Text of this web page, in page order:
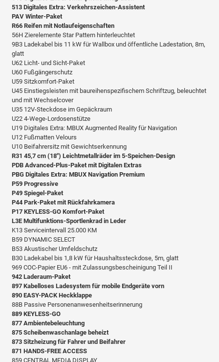
513 Digitales Extra: Verkehrszeichen-Assistent
PAV Winter-Paket
R66 Reifen mit Notlaufeigenschaften
56H Zierelemente Star Pattern hinterleuchtet
9B3 Ladekabel bis 11 kW für Wallbox und öffentliche Ladestation, 8m,
glatt
U62 Licht- und Sicht-Paket
U60 Fußgängerschutz
U59 Sitzkomfort-Paket
U45 Einstiegsleisten mit baureihenspezifischem Schriftzug, beleuchtet
und mit Wechselcover
U35 12V-Steckdose im Gepäckraum
U22 4-Wege-Lordosenstütze
U19 Digitales Extra: MBUX Augmented Reality für Navigation
U12 Fußmatten Velours
U10 Beifahrersitz mit Gewichtserkennung
R31 45,7 cm (18") Leichtmetallräder im 5-Speichen-Design
PDB Advanced-Plus-Paket mit Digitalen Extras
PBG Digitales Extra: MBUX Navigation Premium
P59 Progressive
P49 Spiegel-Paket
P44 Park-Paket mit Rückfahrkamera
P17 KEYLESS-GO Komfort-Paket
L3E Multifunktions-Sportlenkrad in Leder
K13 Serviceintervall 25.000 KM
B59 DYNAMIC SELECT
B53 Akustischer Umfeldschutz
B30 Ladekabel bis 1,8 kW für Haushaltssteckdose, 5m, glatt
969 COC-Papier EU6 - mit Zulassungsbescheinigung Teil II
942 Laderaum-Paket
897 Kabelloses Ladesystem für mobile Endgeräte vorn
890 EASY-PACK Heckklappe
88B Passive Personenanwesenheitserinnerung
889 KEYLESS-GO
877 Ambientebeleuchtung
875 Scheibenwaschanlage beheizt
873 Sitzheizung für Fahrer und Beifahrer
871 HANDS-FREE ACCESS
859 CENTRAL MEDIA DISPLAY